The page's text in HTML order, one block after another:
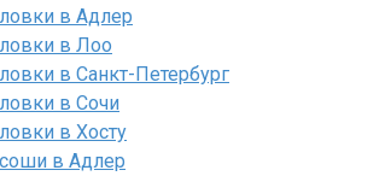
в Адлер
в Лоо
в Санкт-Петербург
в Сочи
в Хосту
в Адлер